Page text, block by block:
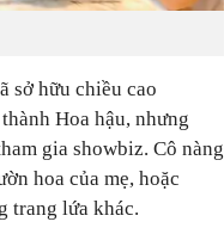
sở hữu chiều cao
Hoa hậu, nhưng
gia showbiz. Cô nàng
hoa của mẹ, hoặc
trang lứa khác.